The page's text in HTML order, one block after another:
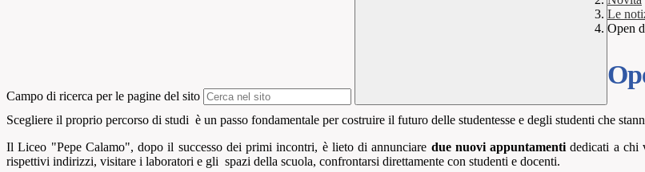
Campo di ricerca per le pagine del sito
Le
Open
Scegliere il proprio percorso di studi è un passo fondamentale per costruire il futuro delle studentesse e degli studenti che
IlLiceo "Pepe Calamo", dopo il successo dei primi incontri, è lieto di annunciare due nuovi appuntamentidedicati a chi
rispettivi indirizzi, visitare i laboratori e gli spazi della scuola, confrontarsi direttamente con studenti e docenti.